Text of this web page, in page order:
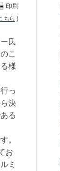
印刷
ちら )
氏
こ
様
っ
決
る
。
お
ミ